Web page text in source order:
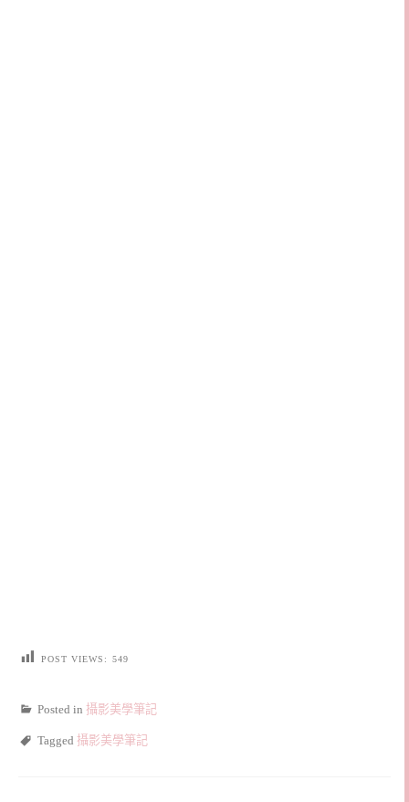
POST VIEWS: 549
Posted in 攝影美學筆記
Tagged 攝影美學筆記